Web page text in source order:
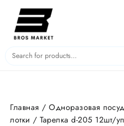
Перейти
содержимому
Главная / Одноразовая
лотки / Тарелка d-205 12шт/